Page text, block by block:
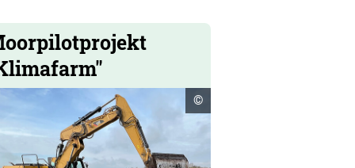
Copyright
Informationen
öffnen
©